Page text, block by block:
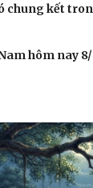
chung kết
hôm nay